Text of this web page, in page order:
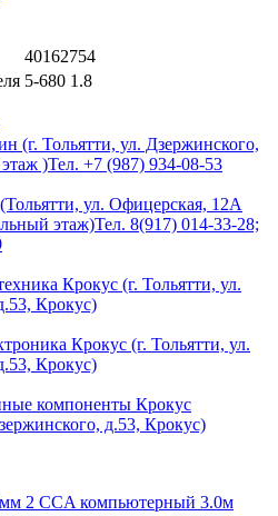
40162754
5-680 1.8
(г. Тольятти, ул. Дзержинского,
)Тел. +7 (987) 934-08-53
ул. Офицерская, 12А
этаж)Тел. 8(917) 014-33-28;
Крокус (г. Тольятти, ул.
Крокус)
Крокус (г. Тольятти, ул.
Крокус)
компоненты Крокус
д.53, Крокус)